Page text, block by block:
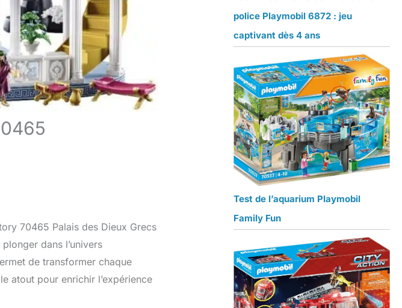
70465 Palais des Dieux Grecs
dans l’univers
de transformer chaque
atout pour enrichir l’expérience
police Playmobil 6872 : jeu
captivant dès 4 ans
Test de l’aquarium Playmobil
Family Fun